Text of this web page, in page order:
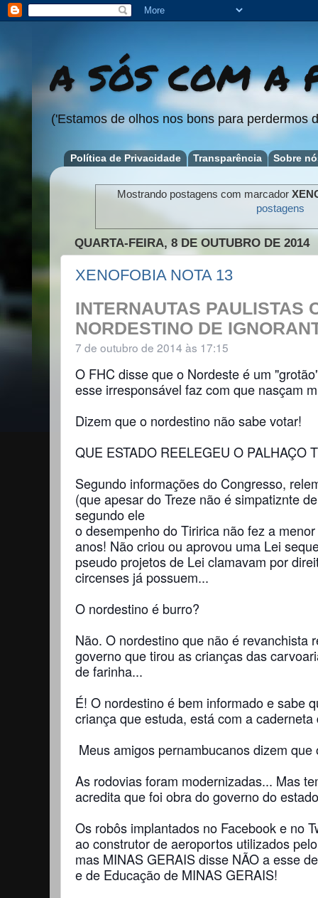
A SÓS COM A
('Estamos de olhos nos bons para perdermos
Política de Privacidade Transparência Sobre
Mostrando postagens com marcador
postagens
QUARTA-FEIRA, 8 DE OUTUBRO DE 2014
XENOFOBIA NOTA 13
INTERNAUTAS PAULISTAS
NORDESTINO DE
7 de outubro de 2014 às 17:15
O FHC disse que o Nordeste é um
esse irresponsável faz com que nasçam
Dizem que o nordestino não sabe votar!
QUE ESTADO REELEGEU O PALHAÇO
Segundo informações do Congresso,
(que apesar do Treze não é simpatiznte
segundo ele
o desempenho do Tiririca não fez a
anos! Não criou ou aprovou uma Lei
pseudo projetos de Lei clamavam por
circenses já possuem...
O nordestino é burro?
Não. O nordestino que não é revanchista
governo que tirou as crianças das
de farinha...
É! O nordestino é bem informado e sabe
criança que estuda, está com a
Meus amigos pernambucanos dizem que
As rodovias foram modernizadas... Mas
acredita que foi obra do governo do
Os robôs implantados no Facebook e no
ao construtor de aeroportos utilizados
mas MINAS GERAIS disse NÃO a esse
e de Educação de MINAS GERAIS!